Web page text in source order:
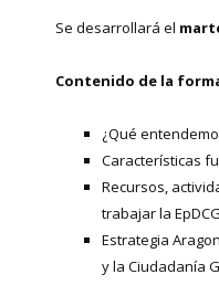
Se desarrollará el
Contenido de la
¿Qué
Características
Recursos,
trabajar la
Estrategia
y la Ciudadanía